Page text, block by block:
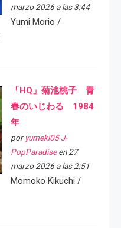
marzo 2026 a las 3:44
Yumi Morio /
「HQ」菊池桃子 青
春のいじわる 1984
年
por yumeki05 J-
PopParadiseen 27
marzo 2026 a las 2:51
Momoko Kikuchi /